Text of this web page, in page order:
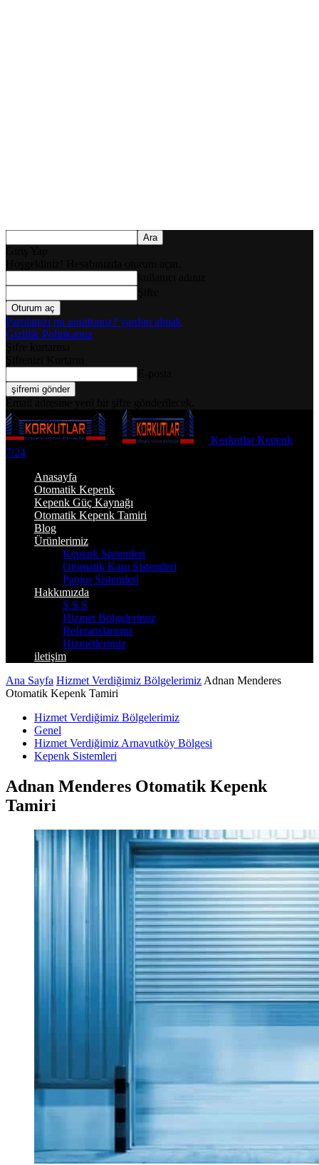
Parolanızı mı unuttunuz? yardım almak
Gizlilik Politikamız
Korkutlar Kepenk
7/24
Anasayfa
Otomatik Kepenk
Kepenk Güç Kaynağı
Otomatik Kepenk Tamiri
Blog
Ürünlerimiz
Kepenk Sistemleri
Otomatik Kapı Sistemleri
Panjur Sistemleri
Hakkımızda
S.S.S
Hizmet Bölgelerimiz
Referanslarımız
Hizmetlerimiz
iletişim
Ana Sayfa Hizmet Verdiğimiz Bölgelerimiz Adnan Menderes
Otomatik Kepenk Tamiri
Hizmet Verdiğimiz Bölgelerimiz
Genel
Hizmet Verdiğimiz Arnavutköy Bölgesi
Kepenk Sistemleri
Adnan Menderes Otomatik Kepenk
Tamiri